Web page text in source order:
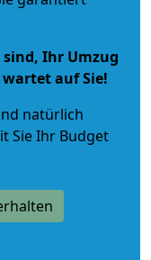
sind, Ihr Umzug
auf Sie!
natürlich
Sie Ihr Budget